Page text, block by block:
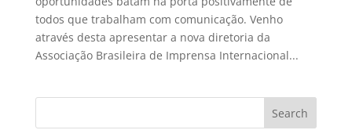
todos que trabalham com comunicação. Venho
através desta apresentar a nova diretoria da
Associação Brasileira de Imprensa Internacional...
Search